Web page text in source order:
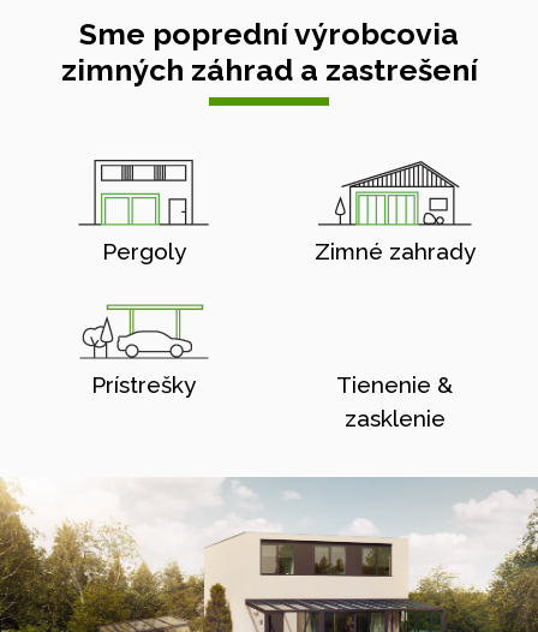
Sme poprední výrobcovia
zimných záhrad a zastrešení
Pergoly Zimné zahrady
Prístrešky
Tienenie &
zasklenie